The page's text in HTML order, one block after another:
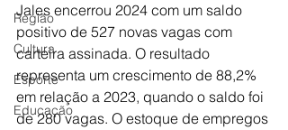
Região
Cultura
Esporte
Educação
Jales encerrou 2024 com um saldo
positivo de 527 novas vagas com
carteira assinada. O resultado
representa um crescimento de 88,2%
em relação a 2023, quando o saldo foi
de 280 vagas. O estoque de empregos